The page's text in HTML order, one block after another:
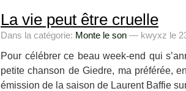
La vie peut être cruelle
Dans la catégorie: Monte le son — kwyxz le
Pour célébrer ce beau week-end qui
petite chanson de Giedre, ma préférée,
émission de la saison de Laurent Baffie